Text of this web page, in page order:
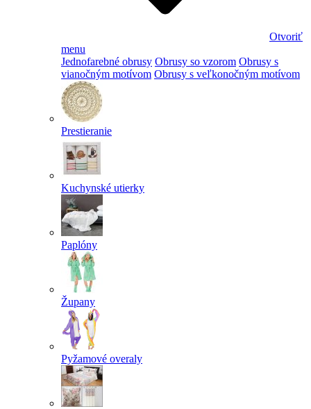
Otvoriť
menu
Jednofarebné obrusy Obrusy so vzorom Obrusy s
vianočným motívom Obrusy s veľkonočným motívom
Prestieranie
Kuchynské utierky
Paplóny
Župany
Pyžamové overaly